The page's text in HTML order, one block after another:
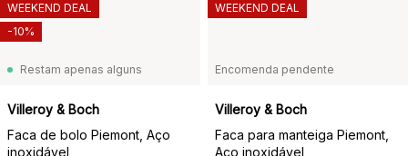
Restam apenas alguns
Villeroy & Boch
Faca de bolo Piemont, Aço
inoxidável
WEEKEND DEAL
-10%
Encomenda pendente
Villeroy & Boch
Faca para manteiga Piemont,
Aço inoxidável
WEEKEND DEAL